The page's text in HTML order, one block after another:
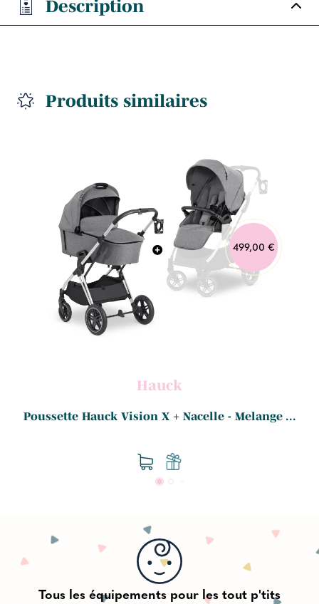
Description
Produits similaires
499,00 €
Hauck
Poussette Hauck Vision X + Nacelle - Melange ...
Tous les équipements pour les tout p'tits